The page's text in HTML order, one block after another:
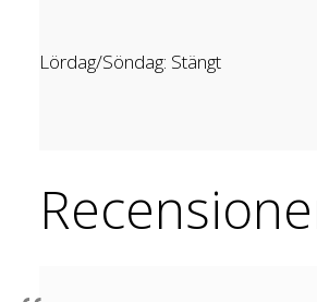
Lördag/Söndag: Stängt